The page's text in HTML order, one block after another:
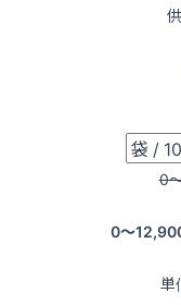
0
0〜
単